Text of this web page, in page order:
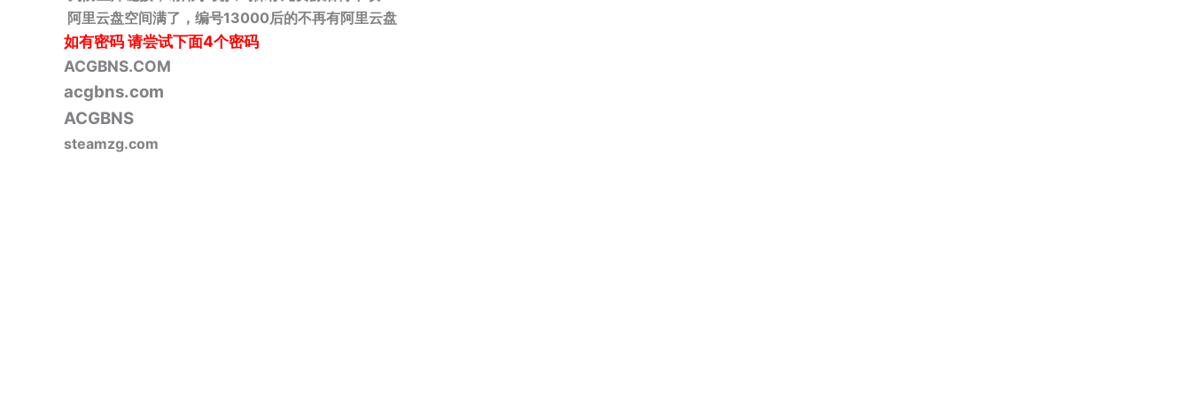
阿里云盘空间满了，编号13000后的不再有阿里云盘
如有密码请尝试下面4个密码
ACGBNS.COM
acgbns.com
ACGBNS
steamzg.com